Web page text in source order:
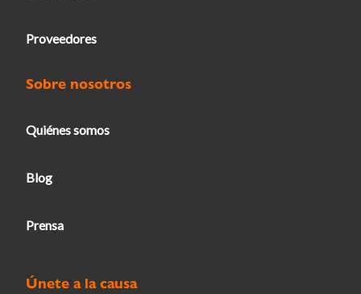
Proveedores
Sobre nosotros
Quiénes somos
Blog
Prensa
Únete a la causa